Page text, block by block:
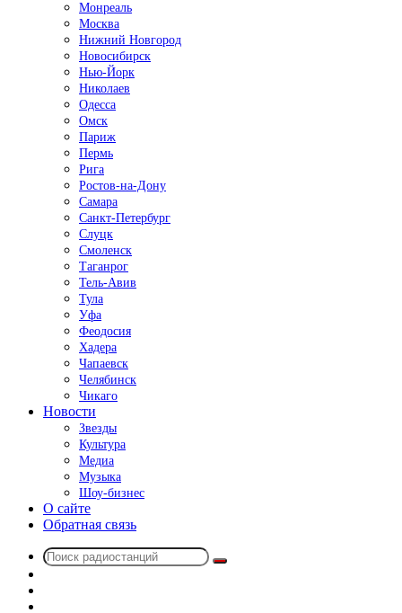
Монреаль
Москва
Нижний Новгород
Новосибирск
Нью-Йорк
Николаев
Одесса
Омск
Париж
Пермь
Рига
Ростов-на-Дону
Самара
Санкт-Петербург
Слуцк
Смоленск
Таганрог
Тель-Авив
Тула
Уфа
Феодосия
Хадера
Чапаевск
Челябинск
Чикаго
Новости
Звезды
Культура
Медиа
Музыка
Шоу-бизнес
О сайте
Обратная связь
Поиск